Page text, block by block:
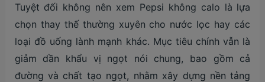
Tuyệt đối không nên xem Pepsi không calo là lựa
chọn thay thế thường xuyên cho nước lọc hay các
loại đồ uống lành mạnh khác. Mục tiêu chính vẫn là
giảm dần khẩu vị ngọt nói chung, bao gồm cả
đường và chất tạo ngọt, nhằm xây dựng nền tảng